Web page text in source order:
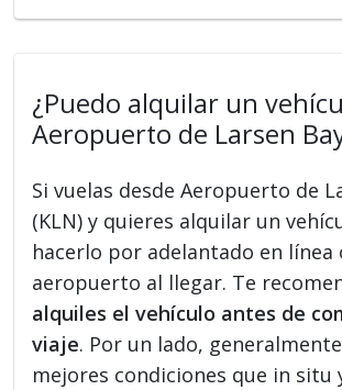
¿Puedo alquilar un
Aeropuerto de Larsen
Si vuelas desde Aeropuerto de
(KLN) y quieres alquilar un
hacerlo por adelantado en línea
aeropuerto al llegar. Te
alquiles el vehículo antes de
viaje. Por un lado,
mejores condiciones que in